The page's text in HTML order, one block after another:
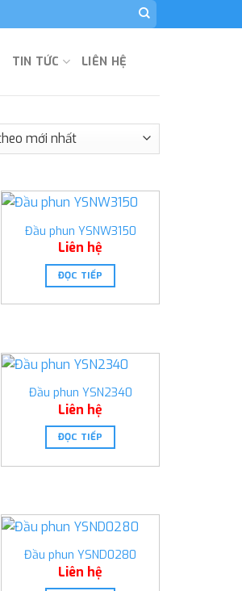
TIN TỨC LIÊN HỆ
Đầu phun YSNW3150
Liên hệ
ĐỌC TIẾP
Đầu phun YSN2340
Liên hệ
ĐỌC TIẾP
Đầu phun YSND0280
Liên hệ